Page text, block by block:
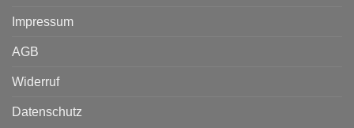
Impressum
AGB
Widerruf
Datenschutz